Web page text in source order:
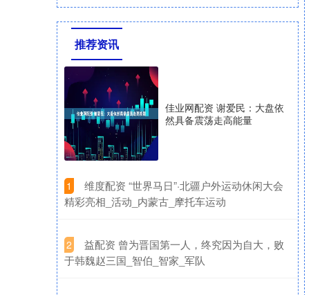
推荐资讯
佳业网配资 谢爱民：大盘依
然具备震荡走高能量
1
​维度配资 “世界马日”·北疆户外运动休闲大会
精彩亮相_活动_内蒙古_摩托车运动
2
​益配资 曾为晋国第一人，终究因为自大，败
于韩魏赵三国_智伯_智家_军队